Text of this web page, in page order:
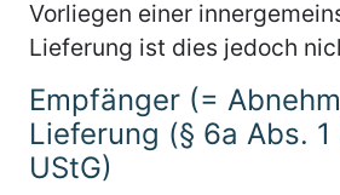
Vorliegen einer
Lieferung ist dies jedoch
Empfänger (=
Lieferung (§ 6a Abs. 1
UStG)